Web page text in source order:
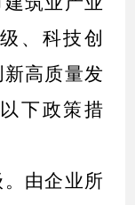
、科技创
高质量发
下政策措
由企业所